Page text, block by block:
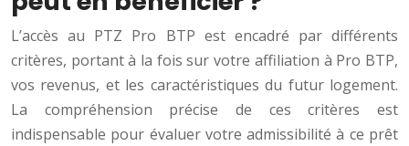
L’accès au PTZ Pro BTP est encadré par différents
critères, portant à la fois sur votre affiliation à Pro BTP,
vos revenus, et les caractéristiques du futur logement.
La compréhension précise de ces critères est
indispensable pour évaluer votre admissibilité à ce prêt